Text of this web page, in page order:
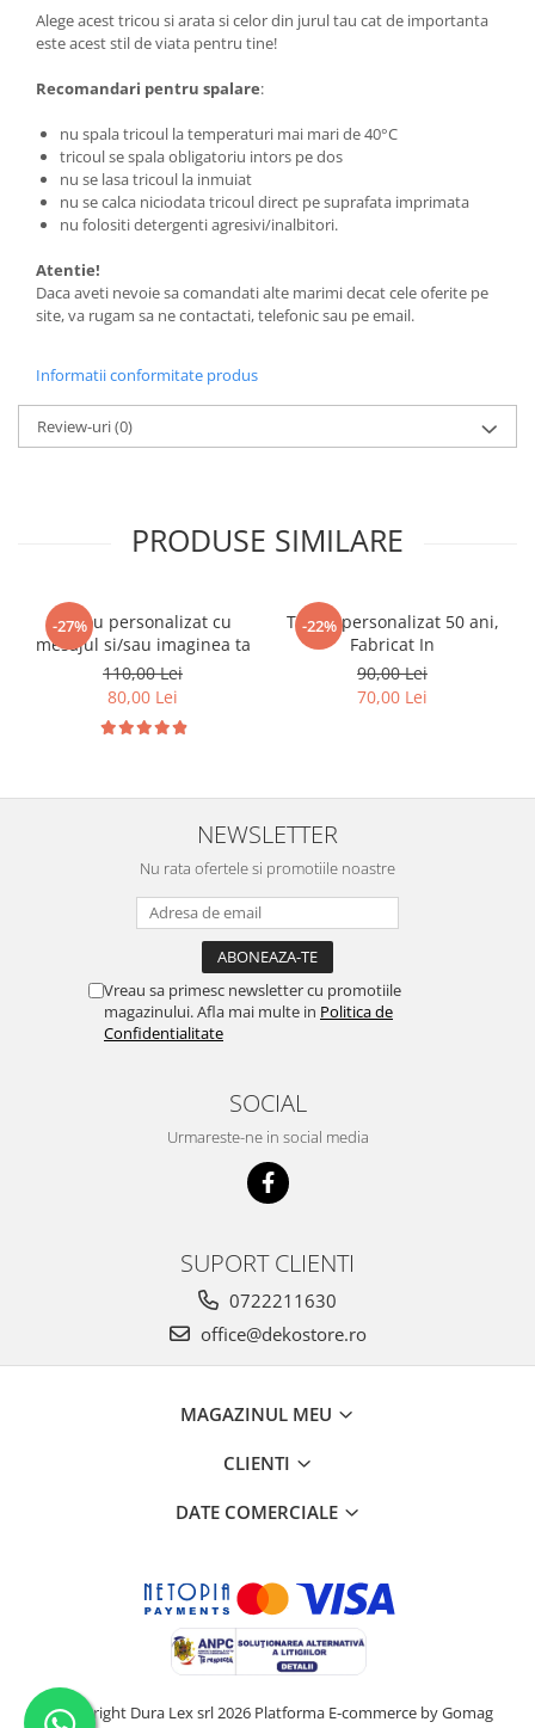
Alege acest tricou si arata si celor din jurul tau cat de importanta
este acest stil de viata pentru tine!
Recomandari pentru spalare:
nu spala tricoul la temperaturi mai mari de 40°C
tricoul se spala obligatoriu intors pe dos
nu se lasa tricoul la inmuiat
nu se calca niciodata tricoul direct pe suprafata imprimata
nu folositi detergenti agresivi/inalbitori.
Atentie!
Daca aveti nevoie sa comandati alte marimi decat cele oferite pe
site, va rugam sa ne contactati, telefonic sau pe email.
Informatii conformitate produs
Review-uri(0)
PRODUSE SIMILARE
-27%
Tricou personalizat cu
mesajul si/sau imaginea ta
110,00 Lei
80,00 Lei
-22%
Tricou personalizat 50 ani,
Fabricat In
90,00 Lei
70,00 Lei
NEWSLETTER
Nu rata ofertele si promotiile noastre
Vreau sa primesc newsletter cu promotiile
magazinului. Afla mai multe in Politica de
Confidentialitate
SOCIAL
Urmareste-ne in social media
SUPORT CLIENTI
0722211630
office@dekostore.ro
MAGAZINUL MEU
CLIENTI
DATE COMERCIALE
©Copyright Dura Lex srl 2026 Platforma E-commerce by Gomag